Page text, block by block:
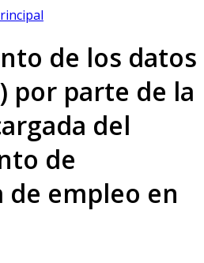
de los datos
por parte de la
del
de
empleo en